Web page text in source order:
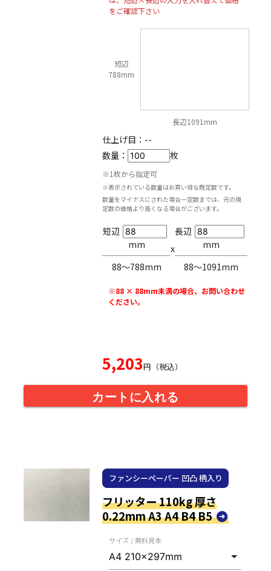
をご確認下さい
短辺
788mm
長辺1091mm
仕上げ目： --
数量：
枚
※1枚から指定可
※表示されている数量はお買い得な既定数です。
数量をマイナスにされた場合一定数までは、元の規
定数の価格より高くなる場合がございます。
短辺
mm
88〜788mm
x
長辺
mm
88〜1091mm
※88 × 88mm未満の場合、お問い合わせ
ください。
5,203円（税込）
カートに入れる
ファンシーペーパー 凹凸 柄入り
フリッター 110kg 厚さ
0.22mm A3 A4 B4 B5
サイズ / 無料見本